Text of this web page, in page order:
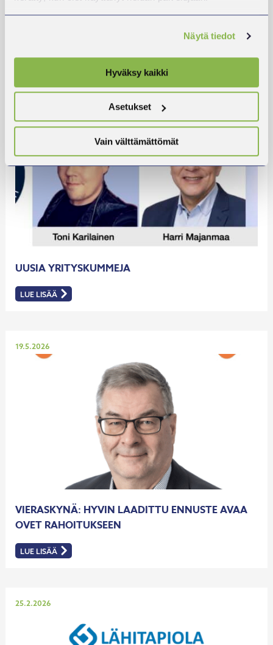
Näytä tiedot
Hyväksy kaikki
Asetukset
Vain välttämättömät
Artikkelien
KASVUN
VIERASKYNÄ:
HYVIN
AVAA
UUSIA YRITYSKUMMEJA
LUE LISÄÄ
:
UUSIA
VIERASKYNÄ: HYVIN LAADITTU ENNUSTE AVAA
OVET RAHOITUKSEEN
Julkaistu
19.5.2026
LUE LISÄÄ
:
VIERASKYNÄ:
RAHOITUKSEEN
Julkaistu
25.2.2026